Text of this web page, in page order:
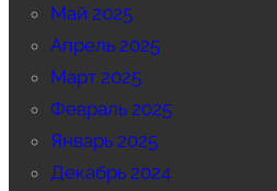
Май 2025
Апрель 2025
Март 2025
Февраль 2025
Январь 2025
Декабрь 2024